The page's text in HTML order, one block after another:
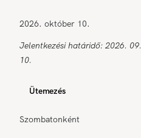
2026. október 10.
Jelentkezési határidő: 2026. 09.
10.
Ütemezés
Szombatonként